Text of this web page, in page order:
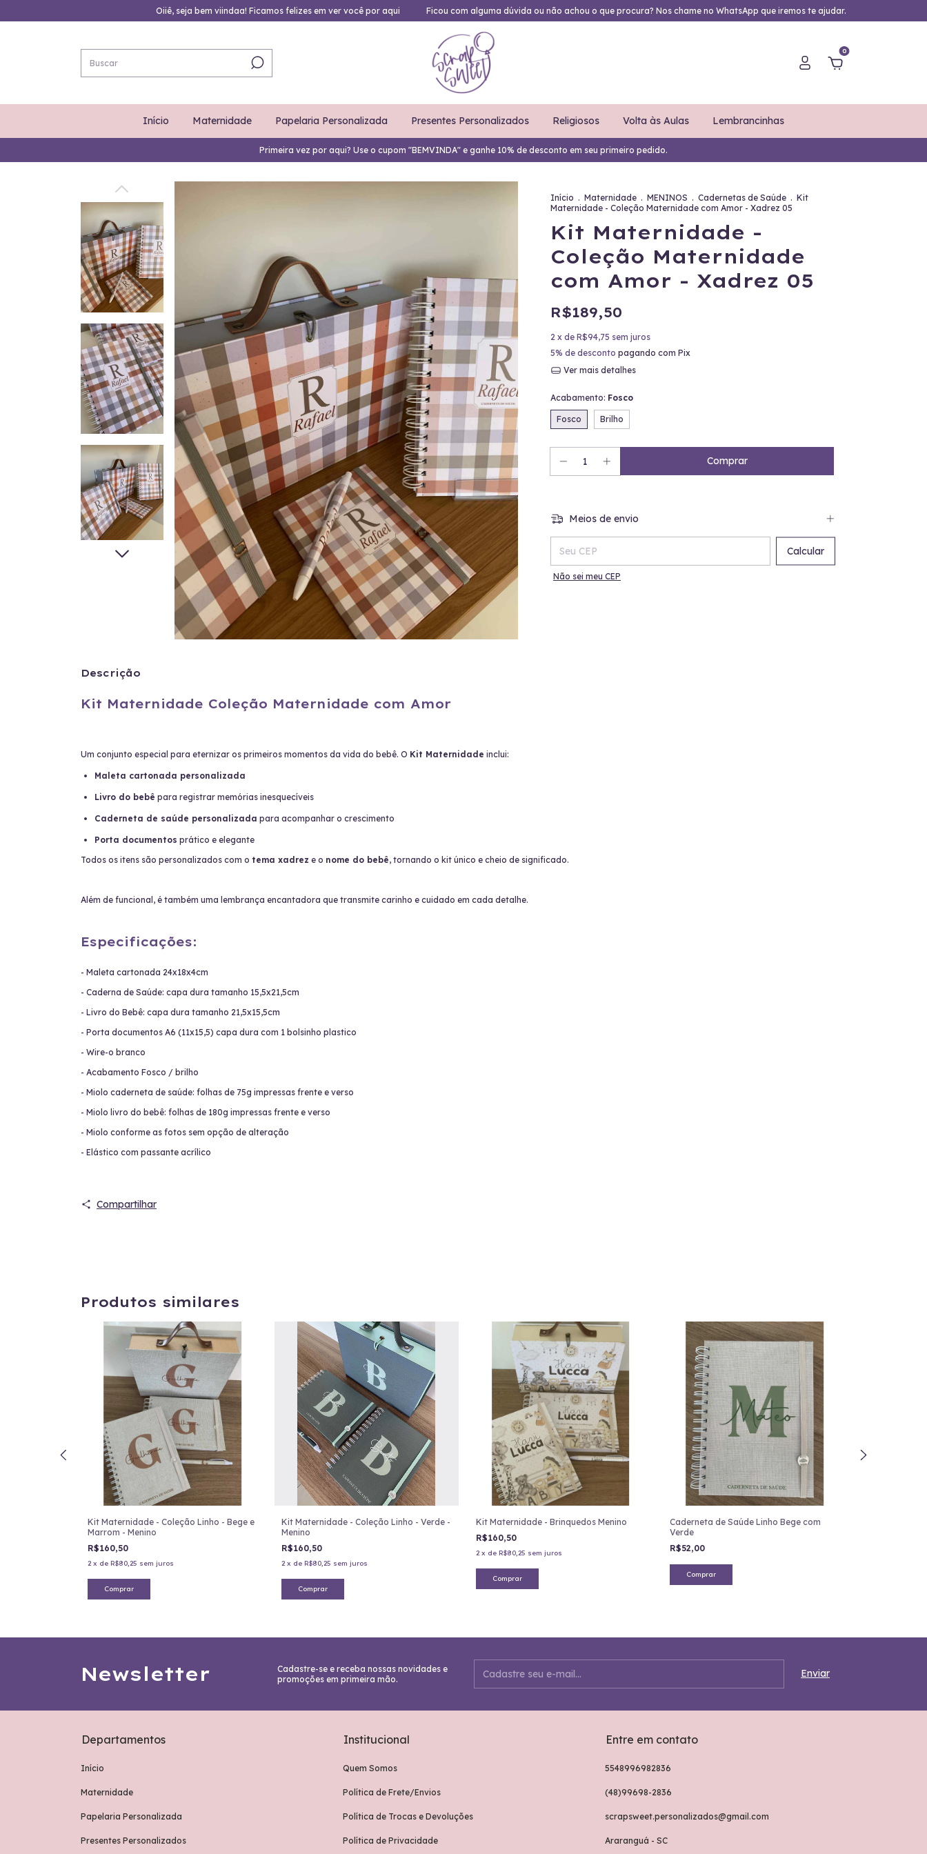
Oiiê, seja bem viindaa! Ficamos felizes em ver você por aqui Ficou com alguma dúvida ou não achou o que procura? Nos chame no WhatsApp que iremos te ajudar.
0
Início Maternidade Papelaria Personalizada Presentes Personalizados Religiosos Volta às Aulas Lembrancinhas
Primeira vez por aqui? Use o cupom "BEMVINDA" e ganhe 10% de desconto em seu primeiro pedido.
Início . Maternidade . MENINOS . Cadernetas de Saúde . Kit
Maternidade - Coleção Maternidade com Amor - Xadrez 05
Kit Maternidade -
Coleção Maternidade
com Amor - Xadrez 05
R$189,50
2 x de R$94,75 sem juros
5% de desconto pagando com Pix
Ver mais detalhes
Acabamento: Fosco
Fosco Brilho
Meios de envio
Entregas para o CEP:
Calcular
Não sei meu CEP
Descrição
Kit Maternidade Coleção Maternidade com Amor
Um conjunto especial para eternizar os primeiros momentos da vida do bebê. O Kit Maternidade inclui:
Maleta cartonada personalizada
Livro do bebê para registrar memórias inesquecíveis
Caderneta de saúde personalizada para acompanhar o crescimento
Porta documentos prático e elegante
Todos os itens são personalizados com o tema xadrez e o nome do bebê, tornando o kit único e cheio de significado.
Além de funcional, é também uma lembrança encantadora que transmite carinho e cuidado em cada detalhe.
Especificações:
- Maleta cartonada 24x18x4cm
- Caderna de Saúde: capa dura tamanho 15,5x21,5cm
- Livro do Bebê: capa dura tamanho 21,5x15,5cm
- Porta documentos A6 (11x15,5) capa dura com 1 bolsinho plastico
- Wire-o branco
- Acabamento Fosco / brilho
- Miolo caderneta de saúde: folhas de 75g impressas frente e verso
- Miolo livro do bebê: folhas de 180g impressas frente e verso
- Miolo conforme as fotos sem opção de alteração
- Elástico com passante acrílico
Compartilhar
Produtos similares
Kit Maternidade - Coleção Linho - Bege e
Marrom - Menino
R$160,50
2 x de R$80,25 sem juros
Comprar
Kit Maternidade - Coleção Linho - Verde -
Menino
R$160,50
2 x de R$80,25 sem juros
Comprar
Kit Maternidade - Brinquedos Menino
R$160,50
2 x de R$80,25 sem juros
Comprar
Caderneta de Saúde Linho Bege com
Verde
R$52,00
Comprar
Newsletter
Cadastre-se e receba nossas novidades e
promoções em primeira mão.
Departamentos
Início
Maternidade
Papelaria Personalizada
Presentes Personalizados
Institucional
Quem Somos
Política de Frete/Envios
Política de Trocas e Devoluções
Política de Privacidade
Entre em contato
5548996982836
(48)99698-2836
scrapsweet.personalizados@gmail.com
Araranguá - SC